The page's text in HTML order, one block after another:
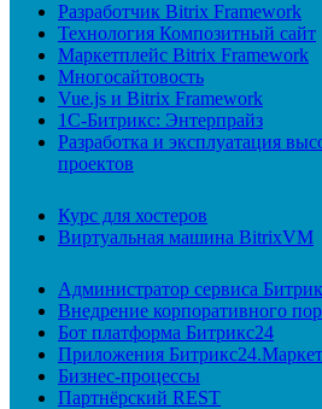
Разработчик Bitrix Framework
Технология Композитный сайт
Маркетплейс Bitrix Framework
Многосайтовость
Vue.js и Bitrix Framework
1С-Битрикс: Энтерпрайз
Разработка и эксплуатация
проектов
Курс для хостеров
Виртуальная машина BitrixVM
Администратор сервиса
Внедрение корпоративного
Бот платформа Битрикс24
Приложения Битрикс24.Маркет
Бизнес-процессы
Партнёрский REST